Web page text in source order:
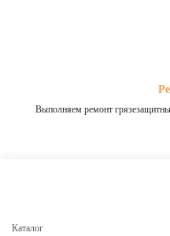
Выполняем ремонт
Каталог